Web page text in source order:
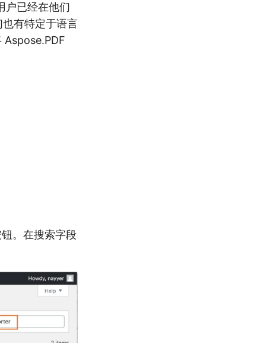
户已经在他们
有特定于语言
Aspose.PDF
。在搜索字段